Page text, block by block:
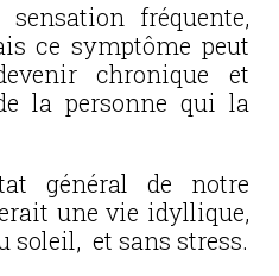
fréquente,
ce symptôme peut
chronique et
la personne qui la
général de notre
une vie idyllique,
soleil, et sans stress.